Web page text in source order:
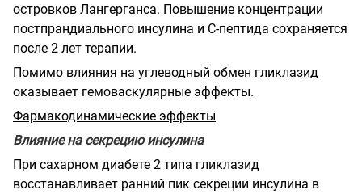
островков Лангерганса. Повышение концентрации
постпрандиального инсулина и С-пептида сохраняется
после 2 лет терапии.
Помимо влияния на углеводный обмен гликлазид
оказывает гемоваскулярные эффекты.
Фармакодинамические эффекты
Влияние на секрецию инсулина
При сахарном диабете 2 типа гликлазид
восстанавливает ранний пик секреции инсулина в